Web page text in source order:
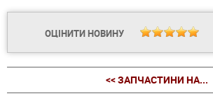
ОЦІНИТИ НОВИНУ
<< ЗАПЧАСТИНИ НА...